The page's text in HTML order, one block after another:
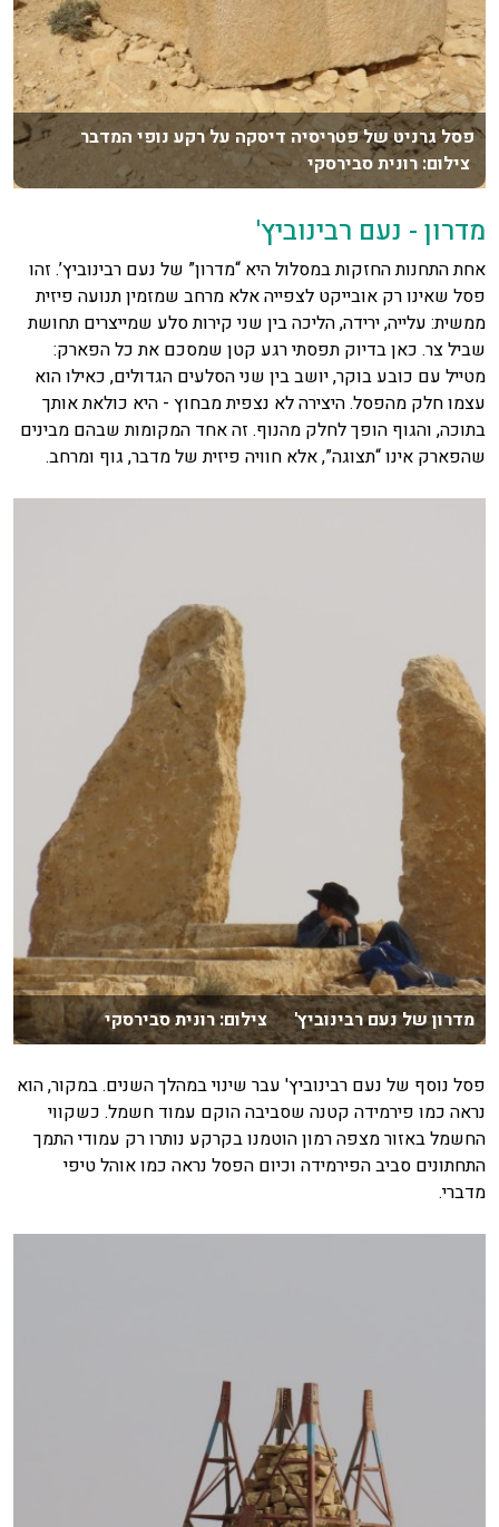
פסל גרניט של פטריסיה דיסקה על רקע נופי המדבר
צילום: רונית סבירסקי
מדרון - נעם רבינוביץ'
אחת התחנות החזקות במסלול היא “מדרון” של נעם רבינוביץ’. זהו
פסל שאינו רק אובייקט לצפייה אלא מרחב שמזמין תנועה פיזית
ממשית: עלייה, ירידה, הליכה בין שני קירות סלע שמייצרים תחושת
שביל צר. כאן בדיוק תפסתי רגע קטן שמסכם את כל הפארק:
מטייל עם כובע בוקר, יושב בין שני הסלעים הגדולים, כאילו הוא
עצמו חלק מהפסל. היצירה לא נצפית מבחוץ - היא כולאת אותך
בתוכה, והגוף הופך לחלק מהנוף. זה אחד המקומות שבהם מבינים
שהפארק אינו “תצוגה”, אלא חוויה פיזית של מדבר, גוף ומרחב.
מדרון של נעם רבינוביץ' צילום: רונית סבירסקי
פסל נוסף של נעם רבינוביץ' עבר שינוי במהלך השנים. במקור, הוא
נראה כמו פירמידה קטנה שסביבה הוקם עמוד חשמל. כשקווי
החשמל באזור מצפה רמון הוטמנו בקרקע נותרו רק עמודי התמך
התחתונים סביב הפירמידה וכיום הפסל נראה כמו אוהל טיפי
מדברי.